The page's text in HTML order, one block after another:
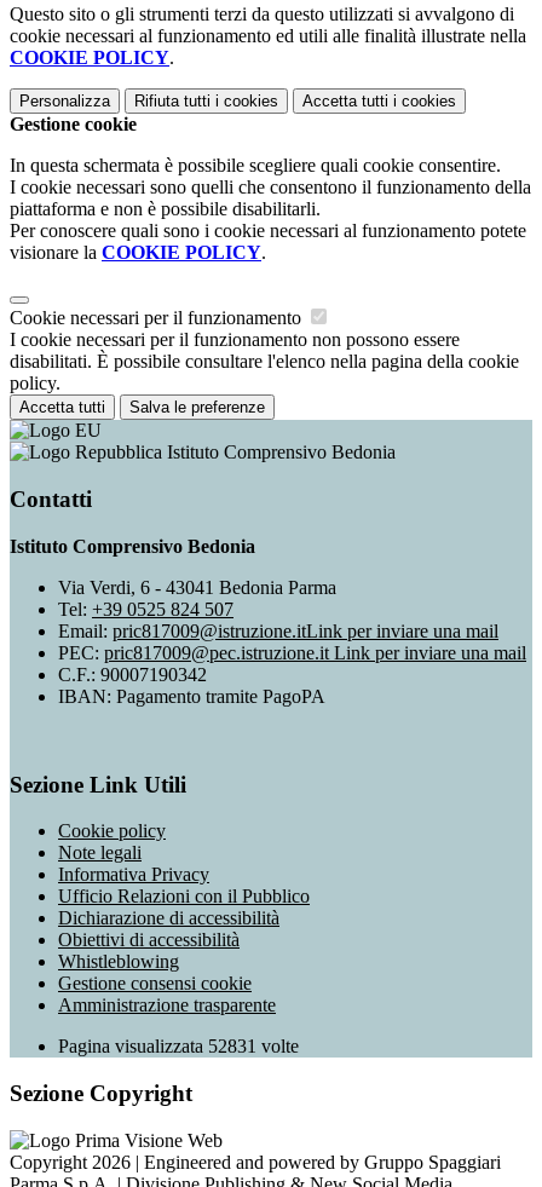
Questo sito o gli strumenti terzi da questo utilizzati si avvalgono di
cookie necessari al funzionamento ed utili alle finalità illustrate nella
COOKIE POLICY.
Personalizza Rifiuta tutti i cookies Accetta tutti i cookies
Gestione cookie
In questa schermata è possibile scegliere quali cookie consentire.
I cookie necessari sono quelli che consentono il funzionamento della
piattaforma e non è possibile disabilitarli.
Per conoscere quali sono i cookie necessari al funzionamento potete
visionare la COOKIE POLICY.
Cookie necessari per il funzionamento
I cookie necessari per il funzionamento non possono essere
disabilitati. È possibile consultare l'elenco nella pagina della cookie
policy.
Accetta tutti Salva le preferenze
Istituto Comprensivo Bedonia
Contatti
Istituto Comprensivo Bedonia
Via Verdi, 6 - 43041 Bedonia Parma
Tel: +39 0525 824 507
Email: pric817009@istruzione.itLink per inviare una mail
PEC: pric817009@pec.istruzione.it Link per inviare una mail
C.F.: 90007190342
IBAN: Pagamento tramite PagoPA
Sezione Link Utili
Cookie policy
Note legali
Informativa Privacy
Ufficio Relazioni con il Pubblico
Dichiarazione di accessibilità
Obiettivi di accessibilità
Whistleblowing
Gestione consensi cookie
Amministrazione trasparente
Pagina visualizzata 52831 volte
Sezione Copyright
Copyright 2026 | Engineered and powered by Gruppo Spaggiari